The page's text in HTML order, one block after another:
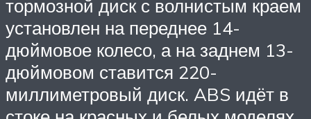
тормозной диск с волнистым краем
установлен на переднее 14-
дюймовое колесо, а на заднем 13-
дюймовом ставится 220-
миллиметровый диск. ABS идёт в